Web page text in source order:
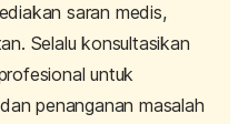
saran medis,
Selalu konsultasikan
untuk
penanganan masalah